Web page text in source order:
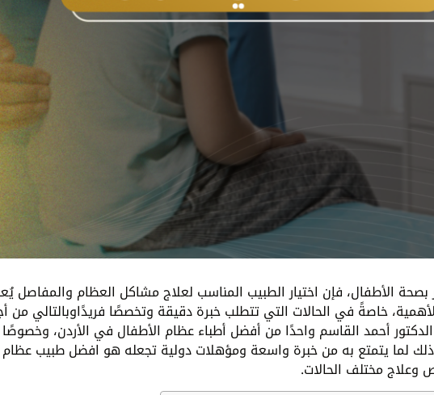
بصحة الأطفال، فإن اختيار الطبيب المناسب لعلاج مشاكل العظام والمفاصل
خاصةً في الحالات التي تتطلب خبرة دقيقة وتخصصًا فريدًاوبالتالي من
أحمد القاسم واحدًا من أفضل أطباء عظام الأطفال في الأردن،
لما يتمتع به من خبرة واسعة ومؤهلات دولية تجعله هو افضل طبيب
مختلف الحالات.